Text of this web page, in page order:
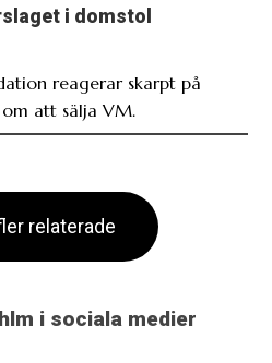
i domstol
reagerar skarpt på
att sälja VM.
relaterade
i sociala medier